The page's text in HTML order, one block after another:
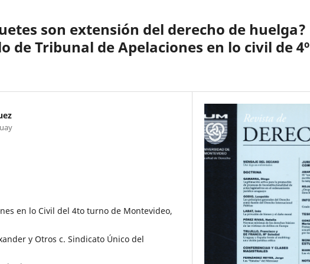
son extensión del derecho de huelga?
de Tribunal de Apelaciones en lo civil de 4º
en lo Civil del 4to turno de Montevideo,
y Otros c. Sindicato Único del